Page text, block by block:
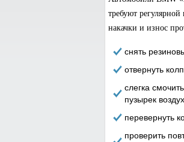
требуют
накачки и износ
снять
отвернуть
слегка
пузырек
перевернуть
проверить